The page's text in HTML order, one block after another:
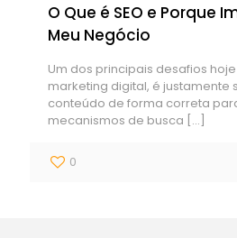
O Que é SEO e Porque
Meu Negócio
Um dos principais desafios
marketing digital, é justamente
conteúdo de forma correta
mecanismos de busca […]
0